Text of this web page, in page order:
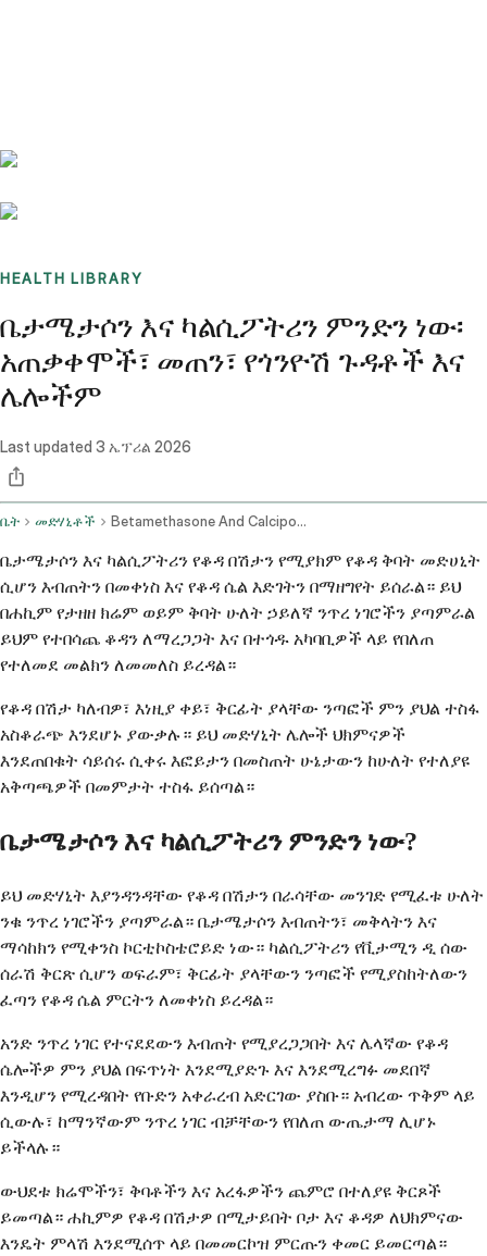
HEALTH LIBRARY
ቤታሜታሶን እና ካልሲፖትሪን ምንድን ነው፡
አጠቃቀሞች፣ መጠን፣ የጎንዮሽ ጉዳቶች እና
ሌሎችም
Last updated 3 ኤፕሪል 2026
ቤት መድሃኒቶች Betamethasone And Calcipotriene Topical Application Route
ቤታሜታሶን እና ካልሲፖትሪን የቆዳ በሽታን የሚያክም የቆዳ ቅባት መድሀኒት
ሲሆን እብጠትን በመቀነስ እና የቆዳ ሴል እድገትን በማዘግየት ይሰራል። ይህ
በሐኪም የታዘዘ ክሬም ወይም ቅባት ሁለት ኃይለኛ ንጥረ ነገሮችን ያጣምራል
ይህም የተበሳጨ ቆዳን ለማረጋጋት እና በተጎዱ አካባቢዎች ላይ የበለጠ
የተለመደ መልክን ለመመለስ ይረዳል።
የቆዳ በሽታ ካለብዎ፣ እነዚያ ቀይ፣ ቅርፊት ያላቸው ንጣፎች ምን ያህል ተስፋ
አስቆራጭ እንደሆኑ ያውቃሉ። ይህ መድሃኒት ሌሎች ህክምናዎች
እንደጠበቁት ሳይሰሩ ሲቀሩ እፎይታን በመስጠት ሁኔታውን ከሁለት የተለያዩ
አቅጣጫዎች በመምታት ተስፋ ይሰጣል።
ቤታሜታሶን እና ካልሲፖትሪን ምንድን ነው?
ይህ መድሃኒት እያንዳንዳቸው የቆዳ በሽታን በራሳቸው መንገድ የሚፈቱ ሁለት
ንቁ ንጥረ ነገሮችን ያጣምራል። ቤታሜታሶን እብጠትን፣ መቅላትን እና
ማሳከክን የሚቀንስ ኮርቲኮስቴሮይድ ነው። ካልሲፖትሪን የቪታሚን ዲ ሰው
ሰራሽ ቅርጽ ሲሆን ወፍራም፣ ቅርፊት ያላቸውን ንጣፎች የሚያስከትለውን
ፈጣን የቆዳ ሴል ምርትን ለመቀነስ ይረዳል።
አንድ ንጥረ ነገር የተናደደውን እብጠት የሚያረጋጋበት እና ሌላኛው የቆዳ
ሴሎችዎ ምን ያህል በፍጥነት እንደሚያድጉ እና እንደሚረግፉ መደበኛ
እንዲሆን የሚረዳበት የቡድን አቀራረብ አድርገው ያስቡ። አብረው ጥቅም ላይ
ሲውሉ፣ ከማንኛውም ንጥረ ነገር ብቻቸውን የበለጠ ውጤታማ ሊሆኑ
ይችላሉ።
ውህደቱ ክሬሞችን፣ ቅባቶችን እና አረፋዎችን ጨምሮ በተለያዩ ቅርጾች
ይመጣል። ሐኪምዎ የቆዳ በሽታዎ በሚታይበት ቦታ እና ቆዳዎ ለህክምናው
እንዴት ምላሽ እንደሚሰጥ ላይ በመመርኮዝ ምርጡን ቀመር ይመርጣል።